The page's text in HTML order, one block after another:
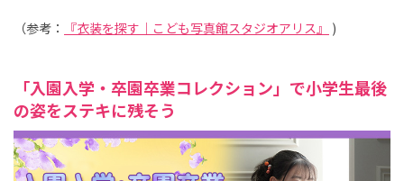
（参考： 『衣装を探す｜こども写真館スタジオアリス』 )
「入園入学・卒園卒業コレクション」で小学生最後
の姿をステキに残そう